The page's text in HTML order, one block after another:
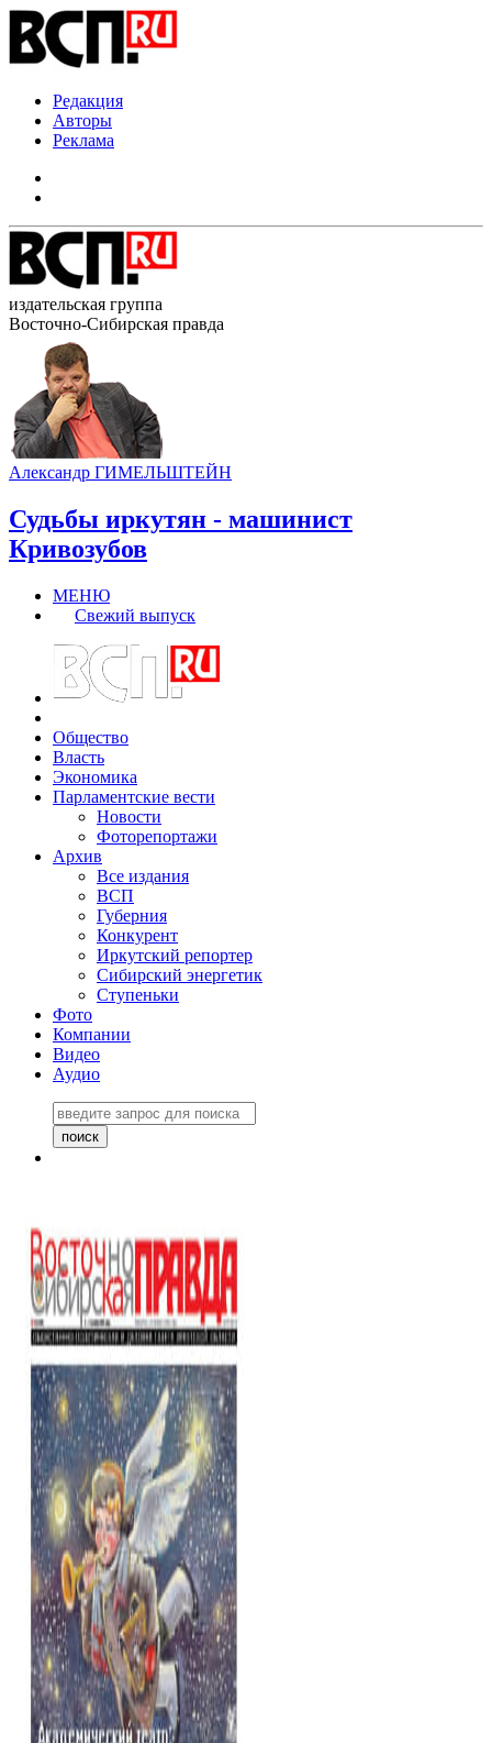
Редакция
Авторы
Реклама
издательская группа
Восточно-Сибирская правда
Александр ГИМЕЛЬШТЕЙН
Судьбы иркутян - машинист
Кривозубов
МЕНЮ
Свежий выпуск
Общество
Власть
Экономика
Парламентские вести
Новости
Фоторепортажи
Архив
Все издания
ВСП
Губерния
Конкурент
Иркутский репортер
Сибирский энергетик
Ступеньки
Фото
Компании
Видео
Аудио